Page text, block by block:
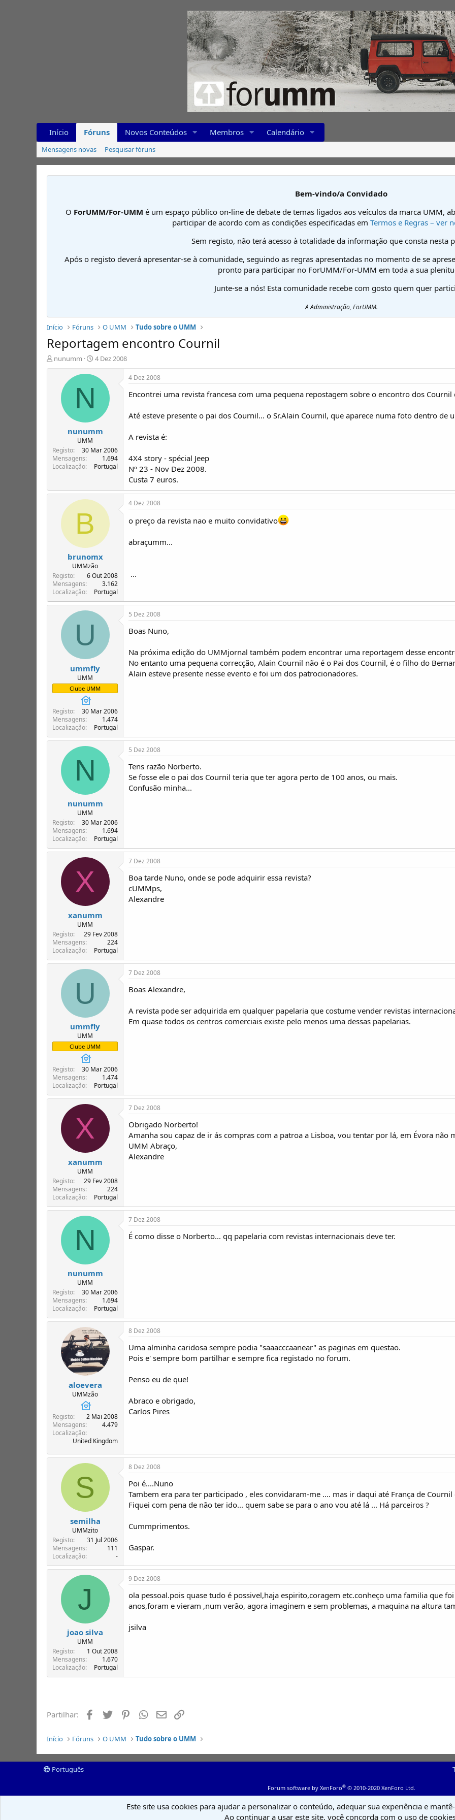
Início Fóruns Novos Conteúdos Membros Calendário
Mensagens novas Pesquisar fóruns
Bem-vindo/a Convidado
O ForUMM/For-UMM é um espaço público on-line de debate de temas ligados aos veículos da marca UMM,
participar de acordo com as condições especificadas em Termos e Regras – ver
Sem registo, não terá acesso à totalidade da informação que consta nesta
Após o registo deverá apresentar-se à comunidade, seguindo as regras apresentadas no momento de se
pronto para participar no ForUMM/For-UMM em toda a sua
Junte-se a nós! Esta comunidade recebe com gosto quem quer
A Administração, ForUMM.
Início Fóruns O UMM Tudo sobre o UMM
Reportagem encontro Cournil
I
n
e
T
ó
c
nunumm
D
a
t
n
í
i
4 Dez 2008
N
nunumm
UMM
Registo
30 Mar 2006
Mensagens
1.694
Localização
Portugal
4 Dez 2008
Encontrei uma revista francesa com uma pequena repostagem sobre o encontro dos
Até esteve presente o pai dos Cournil... o Sr.Alain Cournil, que aparece numa foto dentro de
A revista é:
4X4 story - spécial Jeep
Nº 23 - Nov Dez 2008.
Custa 7 euros.
B
brunomx
UMMzão
Registo
6 Out 2008
Mensagens
3.162
Localização
Portugal
4 Dez 2008
o preço da revista nao e muito convidativo
abraçumm...
...
U
ummfly
UMM
Clube UMM
Registo
30 Mar 2006
Mensagens
1.474
Localização
Portugal
5 Dez 2008
Boas Nuno,
Na próxima edição do UMMjornal também podem encontrar uma reportagem desse
No entanto uma pequena correcção, Alain Cournil não é o Pai dos Cournil, é o filho do
Alain esteve presente nesse evento e foi um dos patrocionadores.
N
nunumm
UMM
Registo
30 Mar 2006
Mensagens
1.694
Localização
Portugal
5 Dez 2008
Tens razão Norberto.
Se fosse ele o pai dos Cournil teria que ter agora perto de 100 anos, ou mais.
Confusão minha...
X
xanumm
UMM
Registo
29 Fev 2008
Mensagens
224
Localização
Portugal
7 Dez 2008
Boa tarde Nuno, onde se pode adquirir essa revista?
cUMMps,
Alexandre
U
ummfly
UMM
Clube UMM
Registo
30 Mar 2006
Mensagens
1.474
Localização
Portugal
7 Dez 2008
Boas Alexandre,
A revista pode ser adquirida em qualquer papelaria que costume vender revistas
Em quase todos os centros comerciais existe pelo menos uma dessas papelarias.
X
xanumm
UMM
Registo
29 Fev 2008
Mensagens
224
Localização
Portugal
7 Dez 2008
Obrigado Norberto!
Amanha sou capaz de ir ás compras com a patroa a Lisboa, vou tentar por lá, em Évora não
UMM Abraço,
Alexandre
N
nunumm
UMM
Registo
30 Mar 2006
Mensagens
1.694
Localização
Portugal
7 Dez 2008
É como disse o Norberto... qq papelaria com revistas internacionais deve ter.
aloevera
UMMzão
Registo
2 Mai 2008
Mensagens
4.479
Localização
United Kingdom
8 Dez 2008
Uma alminha caridosa sempre podia "saaacccaanear" as paginas em questao.
Pois e' sempre bom partilhar e sempre fica registado no forum.
Penso eu de que!
Abraco e obrigado,
Carlos Pires
S
semilha
UMMzito
Registo
31 Jul 2006
Mensagens
111
Localização
-
8 Dez 2008
Poi é....Nuno
Tambem era para ter participado , eles convidaram-me .... mas ir daqui até França de Cournil é
Fiquei com pena de não ter ido... quem sabe se para o ano vou até lá ... Há parceiros ?
Cummprimentos.
Gaspar.
J
joao silva
UMM
Registo
1 Out 2008
Mensagens
1.670
Localização
Portugal
9 Dez 2008
ola pessoal.pois quase tudo é possivel,haja espirito,coragem etc.conheço uma familia que
anos,foram e vieram ,num verão, agora imaginem e sem problemas, a maquina na altura
jsilva
Partilhar: Facebook
Twitter PinterestWhatsapp
Email
Início Fóruns O UMM Tudo sobre o UMM
Português
Forum software by XenForo® © 2010-2020 XenForo Ltd.
Este site usa cookies para ajudar a personalizar o conteúdo, adequar sua experiência e
Ao continuar a usar este site, você concorda com o uso de